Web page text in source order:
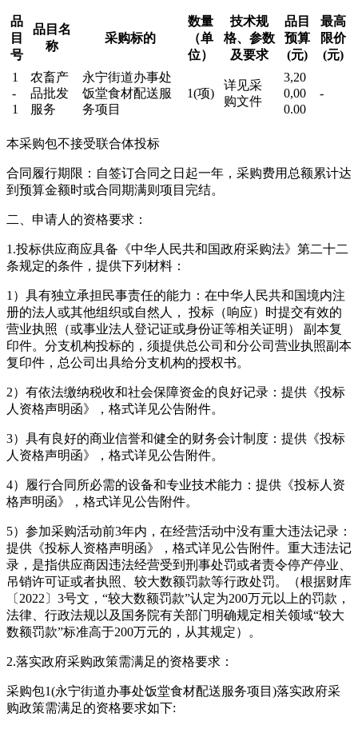
品
目
号
品目名
称
采购标的
数量
（单
位）
技术规
格、参数
及要求
品目
预算
(元)
最高
限价
(元)
1
-
1
农畜产
品批发
服务
永宁街道办事处
饭堂食材配送服
务项目
1(项)
详见采
购文件
3,20
0,00
0.00
-
本采购包不接受联合体投标
合同履行期限：自签订合同之日起一年，采购费用总额累计达
到预算金额时或合同期满则项目完结。
二、申请人的资格要求：
1.投标供应商应具备《中华人民共和国政府采购法》第二十二
条规定的条件，提供下列材料：
1）具有独立承担民事责任的能力：在中华人民共和国境内注
册的法人或其他组织或自然人， 投标（响应）时提交有效的
营业执照（或事业法人登记证或身份证等相关证明） 副本复
印件。分支机构投标的，须提供总公司和分公司营业执照副本
复印件，总公司出具给分支机构的授权书。
2）有依法缴纳税收和社会保障资金的良好记录：提供《投标
人资格声明函》，格式详见公告附件。
3）具有良好的商业信誉和健全的财务会计制度：提供《投标
人资格声明函》，格式详见公告附件。
4）履行合同所必需的设备和专业技术能力：提供《投标人资
格声明函》，格式详见公告附件。
5）参加采购活动前3年内，在经营活动中没有重大违法记录：
提供《投标人资格声明函》，格式详见公告附件。重大违法记
录，是指供应商因违法经营受到刑事处罚或者责令停产停业、
吊销许可证或者执照、较大数额罚款等行政处罚。（根据财库
〔2022〕3号文，“较大数额罚款”认定为200万元以上的罚款，
法律、行政法规以及国务院有关部门明确规定相关领域“较大
数额罚款”标准高于200万元的，从其规定）。
2.落实政府采购政策需满足的资格要求：
采购包1(永宁街道办事处饭堂食材配送服务项目)落实政府采
购政策需满足的资格要求如下: